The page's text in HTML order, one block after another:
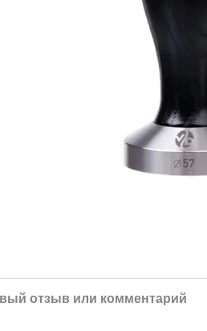
отзыв или комментарий